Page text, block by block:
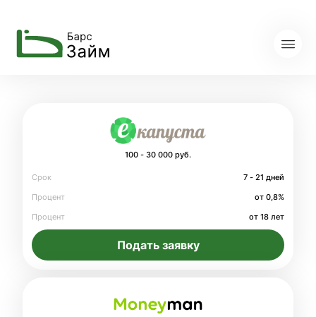
100 - 30 000 руб.
Срок
7 - 21 дней
Процент
от 0,8%
Процент
от 18 лет
Подать заявку